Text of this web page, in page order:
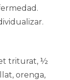
triturat, ½
orenga,